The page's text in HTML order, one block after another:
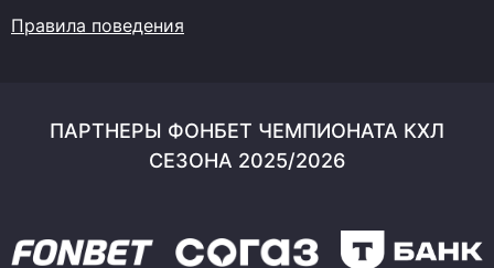
Правила поведения
ПАРТНЕРЫ ФОНБЕТ ЧЕМПИОНАТА КХЛ
СЕЗОНА 2025/2026